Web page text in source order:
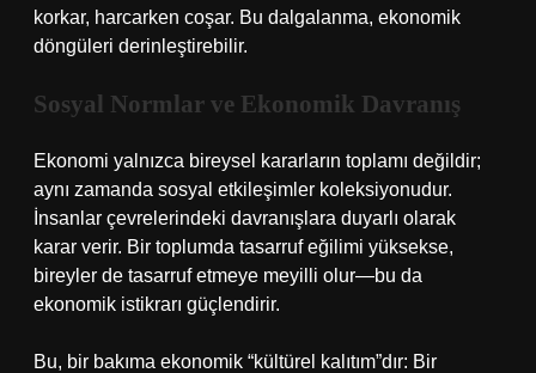
korkar, harcarken coşar. Bu dalgalanma, ekonomik
döngüleri derinleştirebilir.
Sosyal Normlar ve Ekonomik Davranış
Ekonomi yalnızca bireysel kararların toplamı değildir;
aynı zamanda sosyal etkileşimler koleksiyonudur.
İnsanlar çevrelerindeki davranışlara duyarlı olarak
karar verir. Bir toplumda tasarruf eğilimi yüksekse,
bireyler de tasarruf etmeye meyilli olur—bu da
ekonomik istikrarı güçlendirir.
Bu, bir bakıma ekonomik “kültürel kalıtım”dır: Bir